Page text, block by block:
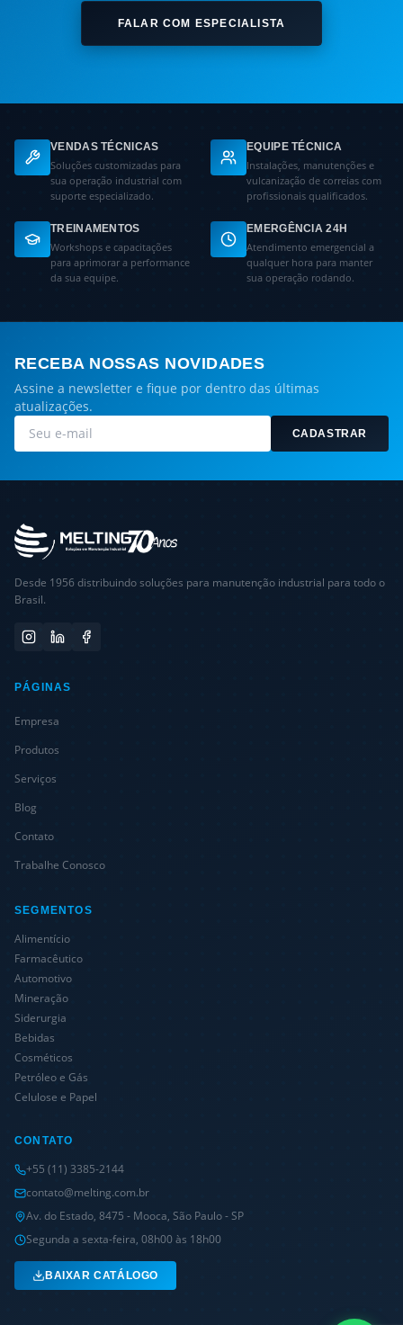
FALAR COM ESPECIALISTA
VENDAS TÉCNICAS
Soluções customizadas para
sua operação industrial com
suporte especializado.
EQUIPE TÉCNICA
Instalações, manutenções e
vulcanização de correias com
profissionais qualificados.
TREINAMENTOS
Workshops e capacitações
para aprimorar a performance
da sua equipe.
EMERGÊNCIA 24H
Atendimento emergencial a
qualquer hora para manter
sua operação rodando.
RECEBA NOSSAS NOVIDADES
Assine a newsletter e fique por dentro das últimas
atualizações.
CADASTRAR
Desde 1956 distribuindo soluções para manutenção industrial para todo o
Brasil.
PÁGINAS
Empresa
Produtos
Serviços
Blog
Contato
Trabalhe Conosco
SEGMENTOS
Alimentício
Farmacêutico
Automotivo
Mineração
Siderurgia
Bebidas
Cosméticos
Petróleo e Gás
Celulose e Papel
CONTATO
+55 (11) 3385-2144
contato@melting.com.br
Av. do Estado, 8475 - Mooca, São Paulo - SP
Segunda a sexta-feira, 08h00 às 18h00
BAIXAR CATÁLOGO